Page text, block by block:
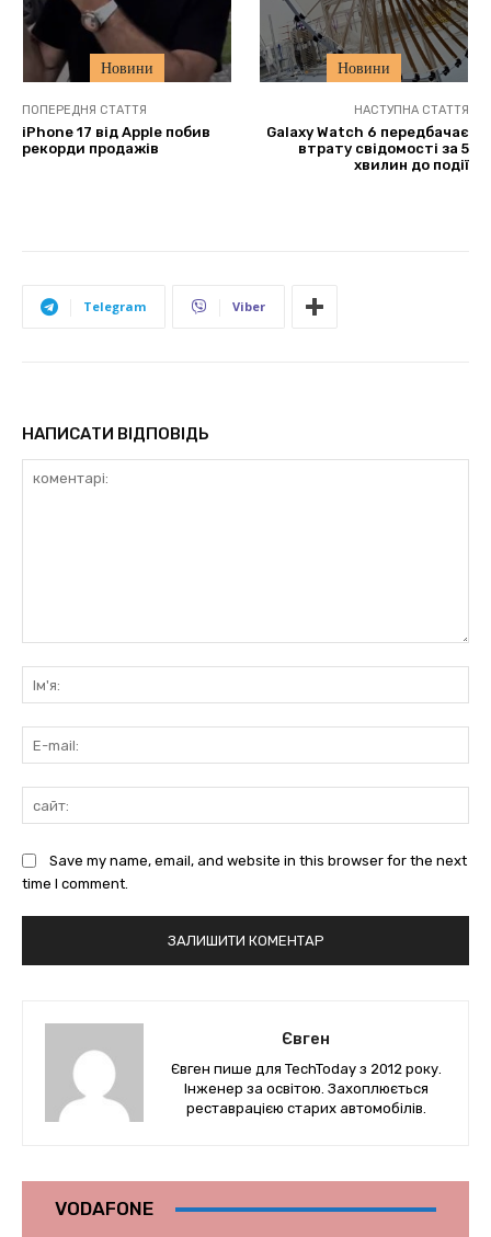
Новини Новини
ПОПЕРЕДНЯ СТАТТЯ
iPhone 17 від Apple побив
рекорди продажів
НАСТУПНА СТАТТЯ
Galaxy Watch 6 передбачає
втрату свідомості за 5
хвилин до події
Telegram Viber
НАПИСАТИ ВІДПОВІДЬ
Save my name, email, and website in this browser for the next
time I comment.
Євген
Євген пише для TechToday з 2012 року.
Інженер за освітою. Захоплюється
реставрацією старих автомобілів.
VODAFONE